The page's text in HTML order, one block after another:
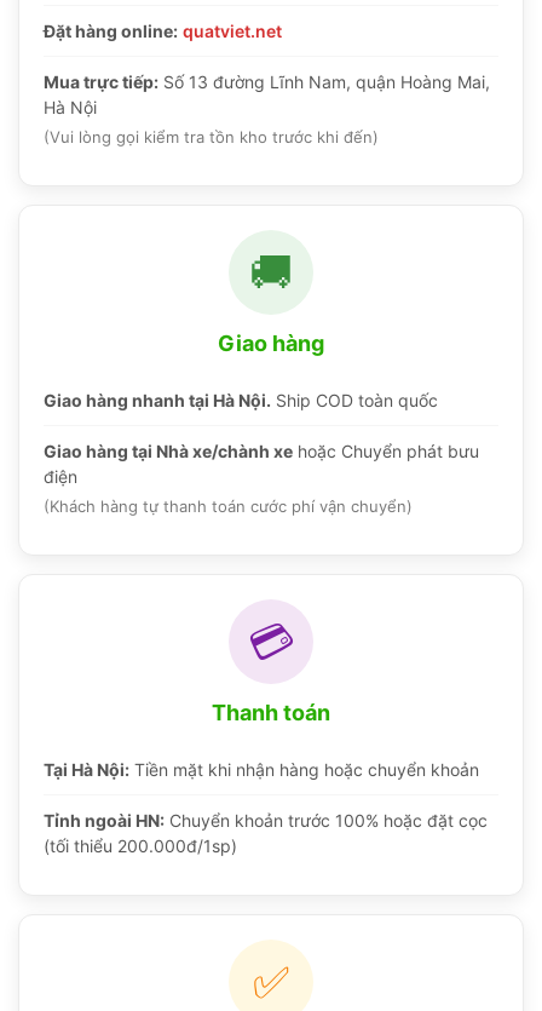
Đặt hàng online: quatviet.net
Mua trực tiếp: Số 13 đường Lĩnh Nam, quận Hoàng Mai,
Hà Nội
(Vui lòng gọi kiểm tra tồn kho trước khi đến)
🚚
Giao hàng
Giao hàng nhanh tại Hà Nội. Ship COD toàn quốc
Giao hàng tại Nhà xe/chành xe hoặc Chuyển phát bưu
điện
(Khách hàng tự thanh toán cước phí vận chuyển)
💳
Thanh toán
Tại Hà Nội: Tiền mặt khi nhận hàng hoặc chuyển khoản
Tỉnh ngoài HN: Chuyển khoản trước 100% hoặc đặt cọc
(tối thiểu 200.000đ/1sp)
✅